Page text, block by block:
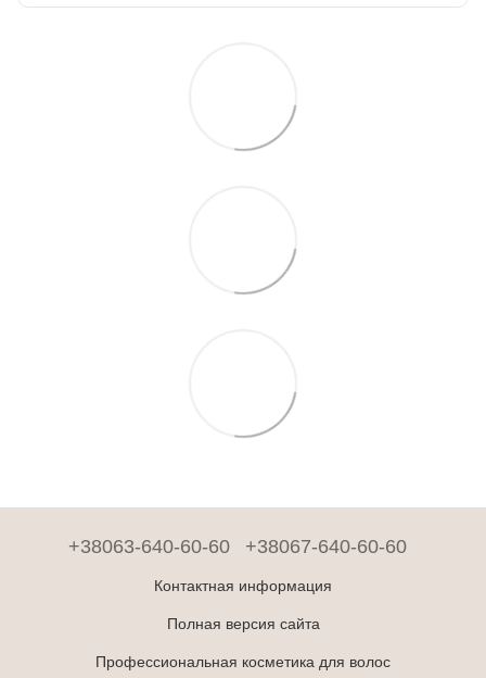
+38063-640-60-60 +38067-640-60-60
Контактная информация
Полная версия сайта
Профессиональная косметика для волос